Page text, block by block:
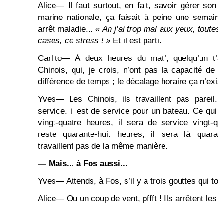
Alice― Il faut surtout, en fait, savoir gérer
marine nationale, ça faisait à peine une
arrêt maladie...« Ah j’ai trop mal aux yeux,
cases, ce stress ! » Et il est parti.
Carlito― À deux heures du mat’, quelqu’un
Chinois, qui, je crois, n’ont pas la capacité de
différence de temps ; le décalage horaire ça
Yves― Les Chinois, ils travaillent pas
service, il est de service pour un bateau. Ce
vingt-quatre heures, il sera de service vingt-
reste quarante-huit heures, il sera là
travaillent pas de la même manière.
― Mais... à Fos aussi...
Yves― Attends, à Fos, s’il y a trois gouttes qui
Alice― Ou un coup de vent, pffft ! Ils arrêtent